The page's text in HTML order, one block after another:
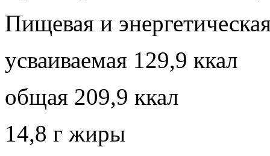
Пищевая и
усваиваемая 129,9 ккал
общая 209,9 ккал
14,8 г жиры